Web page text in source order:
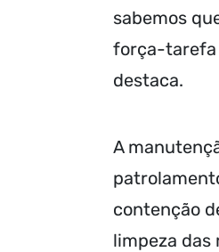
sabemos
força-tarefa
destaca.
A
contenção
limpeza das